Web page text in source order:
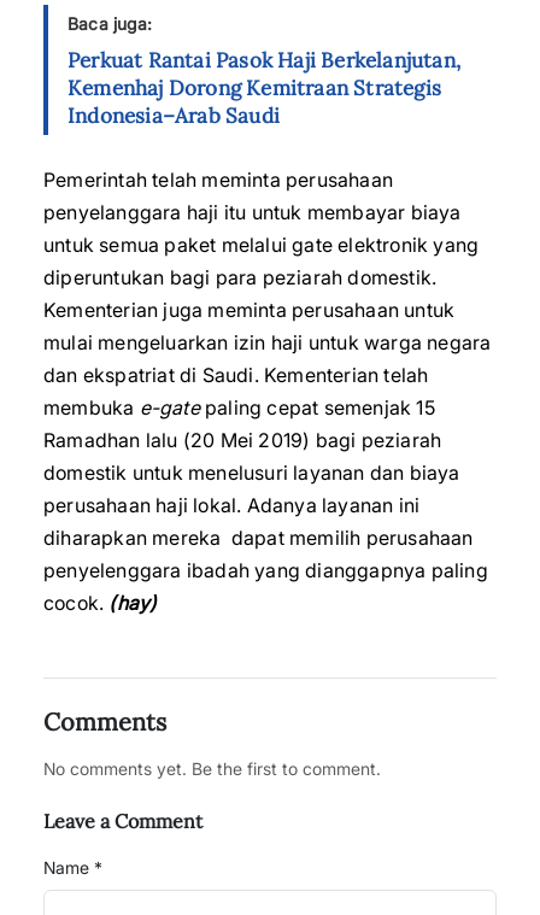
Baca juga:
Perkuat Rantai Pasok Haji Berkelanjutan,
Kemenhaj Dorong Kemitraan Strategis
Indonesia–Arab Saudi
Pemerintah telah meminta perusahaan
penyelanggara haji itu untuk membayar biaya
untuk semua paket melalui gate elektronik yang
diperuntukan bagi para peziarah domestik.
Kementerian juga meminta perusahaan untuk
mulai mengeluarkan izin haji untuk warga negara
dan ekspatriat di Saudi. Kementerian telah
membuka e-gatepaling cepat semenjak 15
Ramadhan lalu (20 Mei 2019) bagi peziarah
domestik untuk menelusuri layanan dan biaya
perusahaan haji lokal. Adanya layanan ini
diharapkan mereka dapat memilih perusahaan
penyelenggara ibadah yang dianggapnya paling
cocok. (hay)
Comments
No comments yet. Be the first to comment.
Leave a Comment
Name *